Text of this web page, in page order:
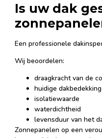
Is uw dak
Een professionele
Wij beoordelen:
draagkracht van de
huidige dakbedekking
isolatiewaarde
waterdichtheid
levensduur van het
Zonnepanelen op een